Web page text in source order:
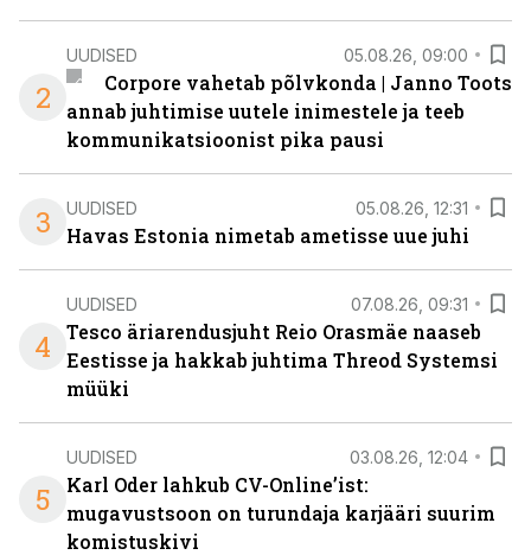
2
UUDISED 05.08.26, 09:00
Corpore vahetab põlvkonda | Janno Toots
annab juhtimise uutele inimestele ja teeb
kommunikatsioonist pika pausi
3 UUDISED 05.08.26, 12:31
Havas Estonia nimetab ametisse uue juhi
4
UUDISED 07.08.26, 09:31
Tesco äriarendusjuht Reio Orasmäe naaseb
Eestisse ja hakkab juhtima Threod Systemsi
müüki
5
UUDISED 03.08.26, 12:04
Karl Oder lahkub CV-Online’ist:
mugavustsoon on turundaja karjääri suurim
komistuskivi